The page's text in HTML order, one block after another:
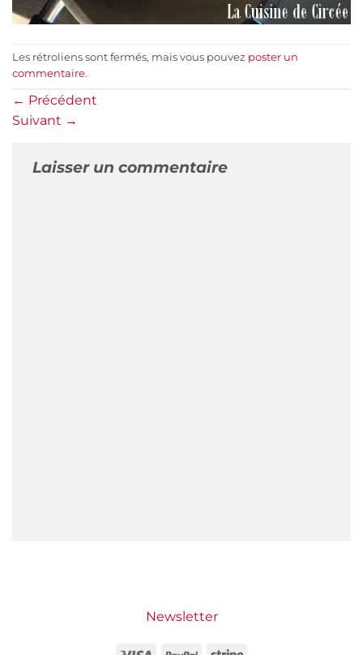
Les rétroliens sont fermés, mais vous pouvez poster un
commentaire.
← Précédent
Suivant →
Laisser un commentaire
Newsletter